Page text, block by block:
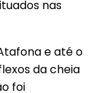
nas
e até o
da cheia
foi